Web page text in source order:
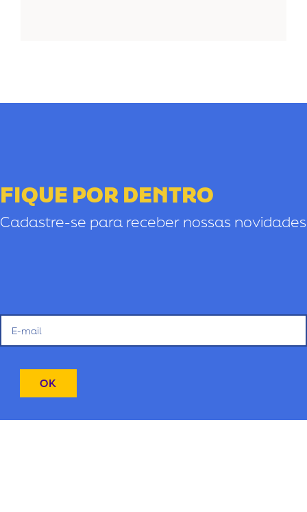
FIQUE POR DENTRO
Cadastre-se para receber nossas novidades